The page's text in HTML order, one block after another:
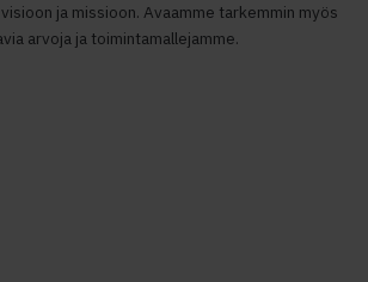
ja missioon. Avaamme tarkemmin myös
arvoja ja toimintamallejamme.